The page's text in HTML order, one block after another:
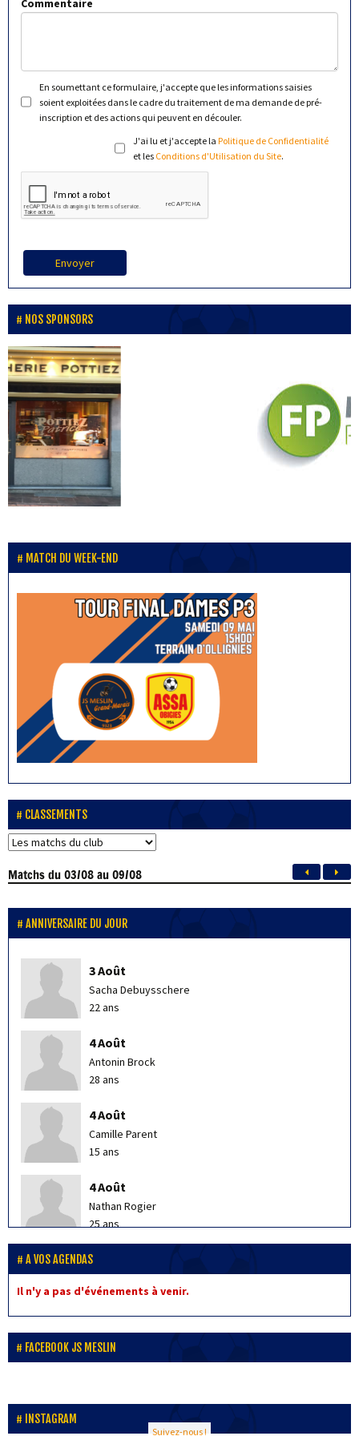
Commentaire
En soumettant ce formulaire, j'accepte que les informations saisies
soient exploitées dans le cadre du traitement de ma demande de pré-
inscription et des actions qui peuvent en découler.
J'ai lu et j'accepte la Politique de Confidentialité
et les Conditions d'Utilisation du Site.
Envoyer
NOS SPONSORS
MATCH DU WEEK-END
CLASSEMENTS
Matchsdu 03/08 au 09/08
ANNIVERSAIRE DU JOUR
3 Août
Sacha Debuysschere
22 ans
4 Août
Antonin Brock
28 ans
4 Août
Camille Parent
15 ans
4 Août
Nathan Rogier
25 ans
4 Août
Ludovic Demunter
47 ans
5 Août
Charlotte Kazmierczak
5 Août
Anton Deneyer
A VOS AGENDAS
Il n'y a pas d'événements à venir.
FACEBOOK JS MESLIN
INSTAGRAM
Suivez-nous !